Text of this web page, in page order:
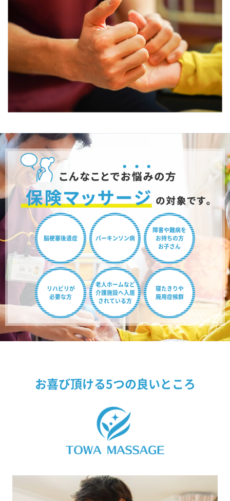
脳梗塞後遺症 パーキンソン病
障害や難病を
お持ちの方
お子さん
リハビリが
必要な方
老人ホームなど
介護施設へ入居
されている方
寝たきりや
廃用症候群
お喜び頂ける5つの良いところ